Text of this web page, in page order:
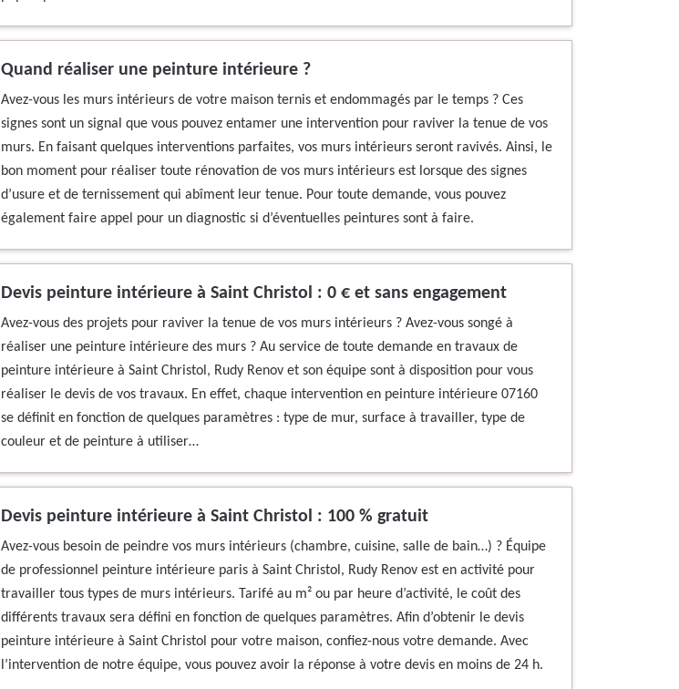
Quand réaliser une peinture intérieure ?
Avez-vous les murs intérieurs de votre maison ternis et endommagés par le temps ? Ces
signes sont un signal que vous pouvez entamer une intervention pour raviver la tenue de vos
murs. En faisant quelques interventions parfaites, vos murs intérieurs seront ravivés. Ainsi, le
bon moment pour réaliser toute rénovation de vos murs intérieurs est lorsque des signes
d’usure et de ternissement qui abîment leur tenue. Pour toute demande, vous pouvez
également faire appel pour un diagnostic si d’éventuelles peintures sont à faire.
Devis peinture intérieure à Saint Christol : 0 € et sans engagement
Avez-vous des projets pour raviver la tenue de vos murs intérieurs ? Avez-vous songé à
réaliser une peinture intérieure des murs ? Au service de toute demande en travaux de
peinture intérieure à Saint Christol, Rudy Renov et son équipe sont à disposition pour vous
réaliser le devis de vos travaux. En effet, chaque intervention en peinture intérieure 07160
se définit en fonction de quelques paramètres : type de mur, surface à travailler, type de
couleur et de peinture à utiliser…
Devis peinture intérieure à Saint Christol : 100 % gratuit
Avez-vous besoin de peindre vos murs intérieurs (chambre, cuisine, salle de bain…) ? Équipe
de professionnel peinture intérieure paris à Saint Christol, Rudy Renov est en activité pour
travailler tous types de murs intérieurs. Tarifé au m² ou par heure d’activité, le coût des
différents travaux sera défini en fonction de quelques paramètres. Afin d’obtenir le devis
peinture intérieure à Saint Christol pour votre maison, confiez-nous votre demande. Avec
l’intervention de notre équipe, vous pouvez avoir la réponse à votre devis en moins de 24 h.